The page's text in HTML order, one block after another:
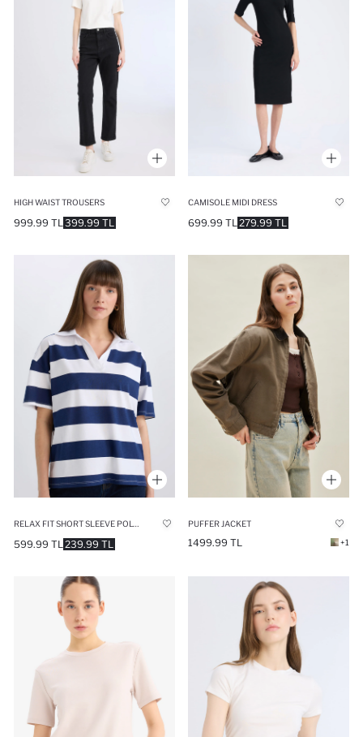
HIGH WAIST TROUSERS
399.99 TL
999.99 TL
CAMISOLE MIDI DRESS
279.99 TL
699.99 TL
239.99 TL
599.99 TL
PUFFER JACKET
1499.99 TL +1